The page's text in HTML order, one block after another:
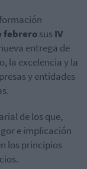
febrerosusIV
entrega de
la excelencia y la
y entidades
de los que,
e implicación
los principios